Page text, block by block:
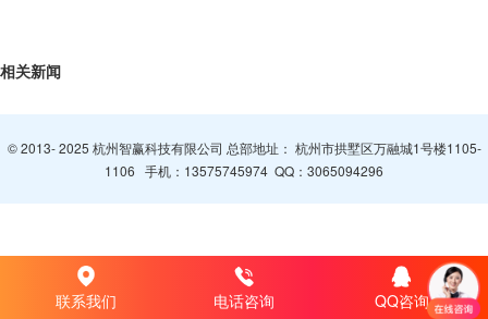
相关新闻
© 2013- 2025 杭州智赢科技有限公司 总部地址： 杭州市拱墅区万融城1号楼1105-
1106 手机： 13575745974 QQ： 3065094296
联系我们 电话咨询 QQ咨询